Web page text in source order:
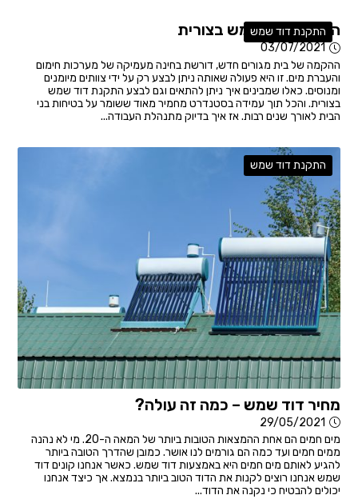
התקנת דוד שמש
התקנת דוד שמש בצורית
03/07/2021
ההקמה של בית מגורים חדש, דורשת בחינה מעמיקה של מערכות חימום
והעברת מים. זו היא פעולה שאותה ניתן לבצע רק על ידי צוותים מיומנים
ומנוסים. כאלו שמבינים איך ניתן להתאים וגם לבצע התקנת דוד שמש
בצורית. והכל תוך עמידה בסטנדרט מחמיר מאוד ששומר על בטיחות בני
הבית לאורך שנים רבות. אז איך בדיוק מתנהלת העבודה...
התקנת דוד שמש
מחיר דוד שמש – כמה זה עולה?
29/05/2021
מים חמים הם אחת ההמצאות הטובות ביותר של המאה ה-20. מי לא נהנה
ממים חמים ועד כמה הם גורמים לנו אושר. כמובן שהדרך הטובה ביותר
להגיע לאותם מים חמים היא באמצעות דוד שמש. כאשר אנחנו קונים דוד
שמש אנחנו רוצים לקנות את הדוד הטוב ביותר בנמצא. אך כיצד אנחנו
יכולים להבטיח כי נקנה את הדוד...